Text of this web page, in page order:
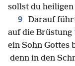
sollst du heiligen
9
Darauf
auf die Brüstung
ein Sohn Gottes
denn in den